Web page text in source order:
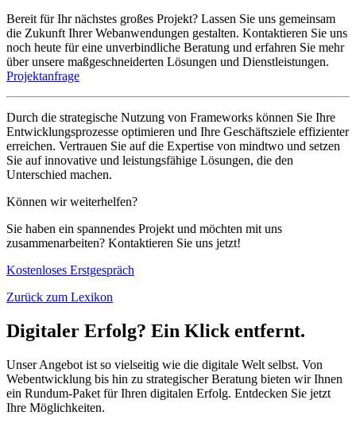
Bereit für Ihr nächstes großes Projekt? Lassen Sie uns gemeinsam
die Zukunft Ihrer Webanwendungen gestalten. Kontaktieren Sie uns
noch heute für eine unverbindliche Beratung und erfahren Sie mehr
über unsere maßgeschneiderten Lösungen und Dienstleistungen.
Projektanfrage
Durch die strategische Nutzung von Frameworks können Sie Ihre
Entwicklungsprozesse optimieren und Ihre Geschäftsziele effizienter
erreichen. Vertrauen Sie auf die Expertise von mindtwo und setzen
Sie auf innovative und leistungsfähige Lösungen, die den
Unterschied machen.
Können wir weiterhelfen?
Sie haben ein spannendes Projekt und möchten mit uns
zusammenarbeiten? Kontaktieren Sie uns jetzt!
Kostenloses Erstgespräch
Zurück zum Lexikon
Digitaler Erfolg? Ein Klick entfernt.
Unser Angebot ist so vielseitig wie die digitale Welt selbst. Von
Webentwicklung bis hin zu strategischer Beratung bieten wir Ihnen
ein Rundum-Paket für Ihren digitalen Erfolg. Entdecken Sie jetzt
Ihre Möglichkeiten.